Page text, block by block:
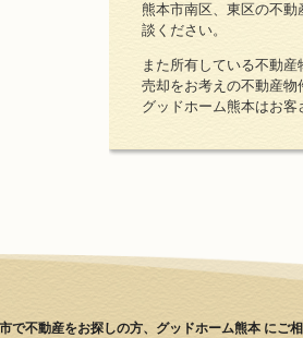
熊本市南区、東区の不
談ください。
また所有している不動
売却をお考えの不動産物
グッドホーム熊本はお客
で不動産をお探しの方、グッドホーム熊本 にご相